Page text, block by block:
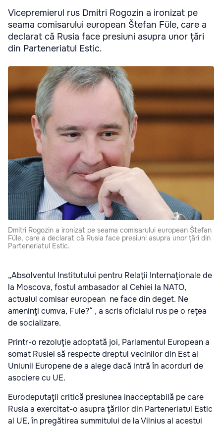
Vicepremierul rus Dmitri Rogozin a ironizat pe
seama comisarului european Štefan Füle, care a
declarat că Rusia face presiuni asupra unor ţări
din Parteneriatul Estic.
Dmitri Rogozin a ironizat pe seama comisarului european Štefan
Füle, care a declarat că Rusia face presiuni asupra unor ţări din
Parteneriatul Estic.
„Absolventul Institutului pentru Relaţii Internaţionale de
la Moscova, fostul ambasador al Cehiei la NATO,
actualul comisar european ne face din deget. Ne
ameninţi cumva, Fule?“ , a scris oficialul rus pe o reţea
de socializare.
Printr-o rezoluţie adoptată joi, Parlamentul European a
somat Rusiei să respecte dreptul vecinilor din Est ai
Uniunii Europene de a alege dacă intră în acorduri de
asociere cu UE.
Eurodeputaţii critică presiunea inacceptabilă pe care
Rusia a exercitat-o asupra ţărilor din Parteneriatul Estic
al UE, în pregătirea summitului de la Vilnius al acestui